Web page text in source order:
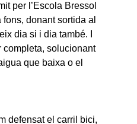
per l’Escola Bressol
donant sortida al
dia si i dia també. I
completa, solucionant
que baixa o el
defensat el carril bici,